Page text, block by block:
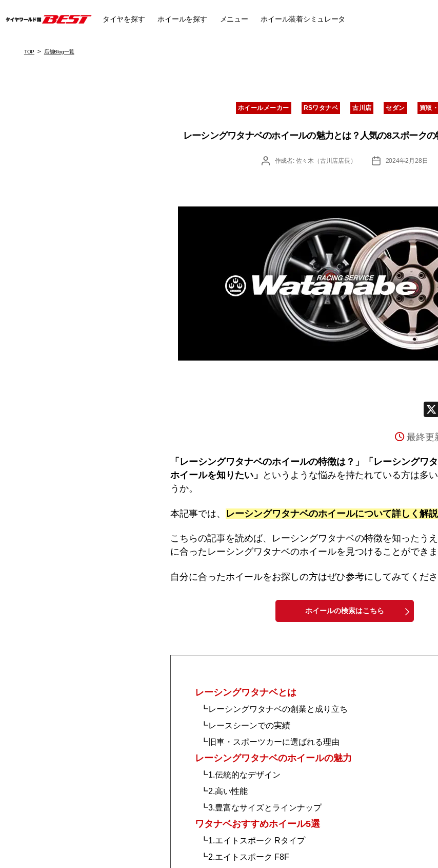
タイヤを探す ホイールを探す メニュー ホイール装着シミュレータ
TOP 店舗Blog一覧
カ
ー
ホイールメーカー RSワタナベ 古川店 セダン 買取
レーシングワタナベのホイールの魅力とは？人気の8スポークの
投
作成者: 佐々木（古川店店長）
投
2024年2月28日
最終更
「レーシングワタナベのホイールの特徴は？」「レーシングワ
ホイールを知りたい」
というような悩みを持たれている方は多
うか。
本記事では、 レーシングワタナベのホイールについて詳しく解説
こちらの記事を読めば、レーシングワタナベの特徴を知ったう
に合ったレーシングワタナベのホイールを見つけることができま
自分に合ったホイールをお探しの方はぜひ参考にしてみてくださ
ホイールの検索はこちら
レーシングワタナベとは
┗レーシングワタナベの創業と成り立ち
┗レースシーンでの実績
┗旧車・スポーツカーに選ばれる理由
レーシングワタナベのホイールの魅力
┗1.伝統的なデザイン
┗2.高い性能
┗3.豊富なサイズとラインナップ
ワタナベおすすめホイール5選
┗1.エイトスポーク Rタイプ
┗2.エイトスポーク F8F